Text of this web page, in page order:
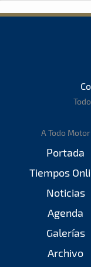
A Todo Motor
Portada
Tiempos
Noticias
Agenda
Galerías
Archivo